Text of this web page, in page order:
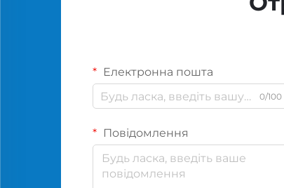
Електронна пошта
0/100
Повідомлення